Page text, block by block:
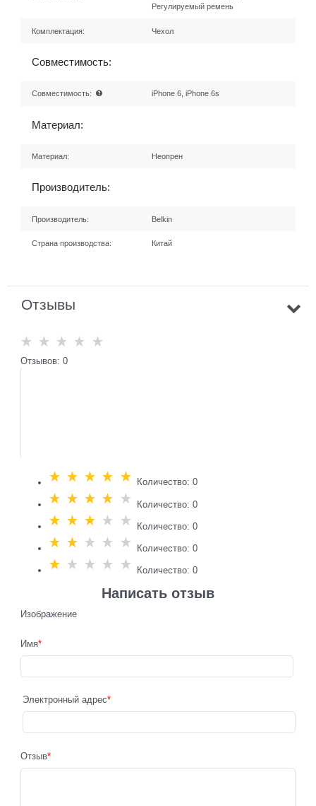
Регулируемый ремень
Комплектация: Чехол
Совместимость:
Совместимость: iPhone 6, iPhone 6s
Материал:
Материал: Неопрен
Производитель:
Производитель: Belkin
Страна производства: Китай
Отзывы
Отзывов: 0
Количество: 0
Количество: 0
Количество: 0
Количество: 0
Количество: 0
Написать отзыв
Изображение
Имя
Электронный адрес
Отзыв